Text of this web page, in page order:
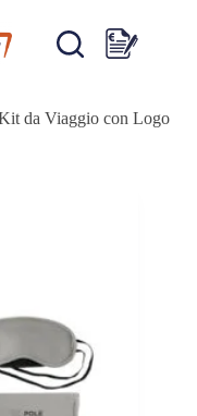
Carrello
da Viaggio con Logo